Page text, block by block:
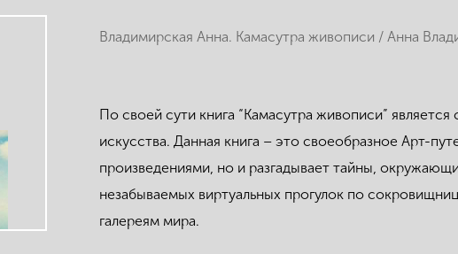
Владимирская Анна. Камасутра живописи / Анна
По своей сути книга “Камасутра живописи”
искусства. Данная книга – это своеобразное Арт-
произведениями, но и разгадывает тайны,
незабываемых виртуальных прогулок по
галереям мира.